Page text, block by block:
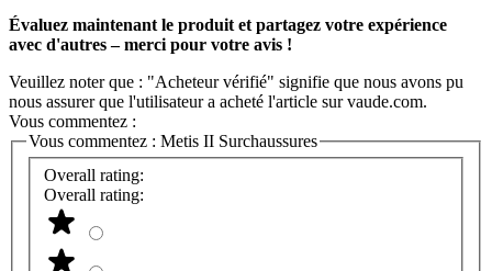
Évaluez maintenant le produit et partagez votre expérience
avec d'autres – merci pour votre avis !
Veuillez noter que : "Acheteur vérifié" signifie que nous avons pu
nous assurer que l'utilisateur a acheté l'article sur vaude.com.
Vous commentez :
Vous commentez : Metis II Surchaussures
Overall rating:
Overall rating: